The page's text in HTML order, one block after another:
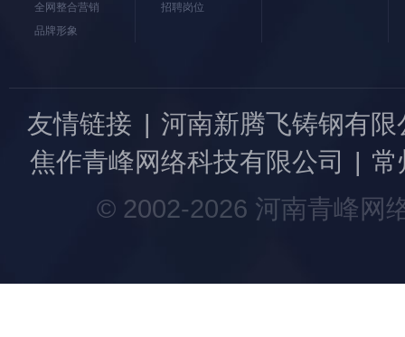
全网整合营销
品牌形象
招聘岗位
友情链接 | 河南新腾飞铸钢有限
焦作青峰网络科技有限公司 | 常
© 2002-2026 河南青峰网